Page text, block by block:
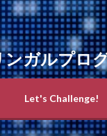
ガルプロ
Let's Challenge!